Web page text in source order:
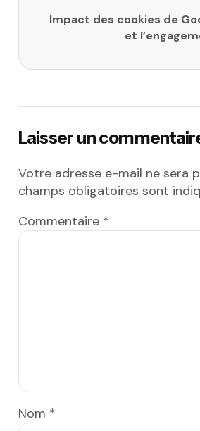
Impact des cookies de
et
Laisser un
Votre adresse e-mail ne sera
champs obligatoires sont
Commentaire *
Nom *